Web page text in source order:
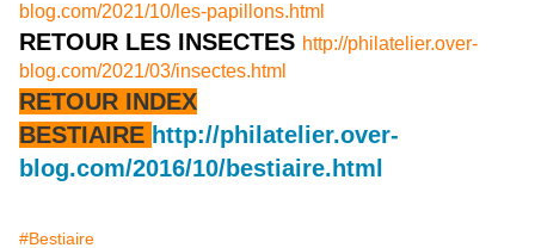
blog.com/2021/10/les-papillons.html
RETOUR LES INSECTES http://philatelier.over-
blog.com/2021/03/insectes.html
RETOUR INDEX
BESTIAIRE http://philatelier.over-
blog.com/2016/10/bestiaire.html
#Bestiaire